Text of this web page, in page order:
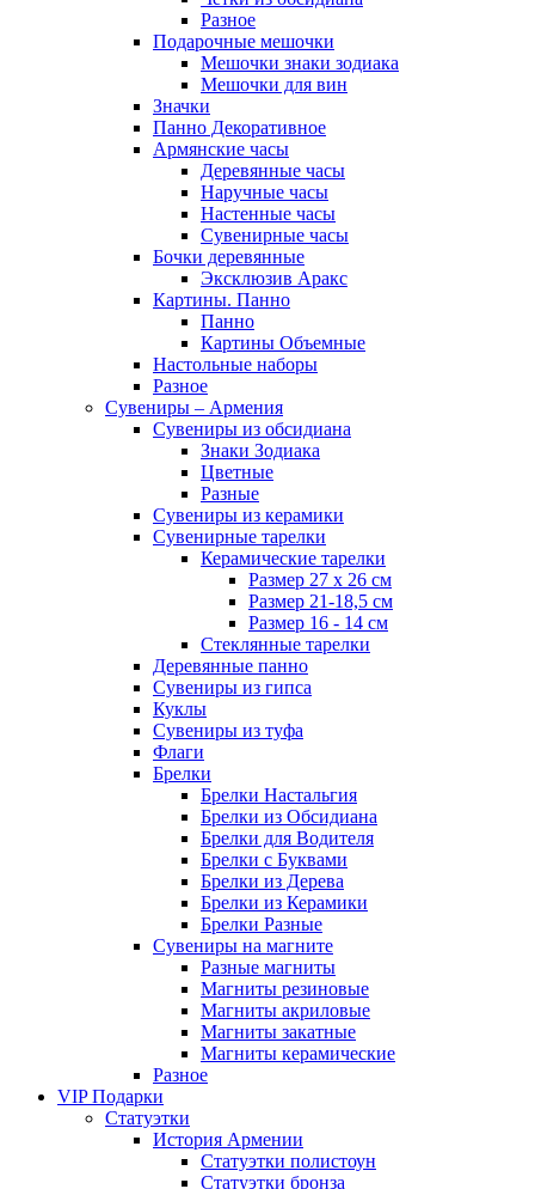
Разное
Подарочные мешочки
Мешочки знаки зодиака
Мешочки для вин
Значки
Панно Декоративное
Армянские часы
Деревянные часы
Наручные часы
Настенные часы
Сувенирные часы
Бочки деревянные
Эксклюзив Аракс
Картины. Панно
Панно
Картины Объемные
Настольные наборы
Разное
Сувениры – Армения
Сувениры из обсидиана
Знаки Зодиака
Цветные
Разные
Сувениры из керамики
Сувенирные тарелки
Керамические тарелки
Размер 27 х 26 см
Размер 21-18,5 см
Размер 16 - 14 см
Стеклянные тарелки
Деревянные панно
Сувениры из гипса
Куклы
Сувениры из туфа
Флаги
Брелки
Брелки Настальгия
Брелки из Обсидиана
Брелки для Водителя
Брелки с Буквами
Брелки из Дерева
Брелки из Керамики
Брелки Разные
Сувениры на магните
Разные магниты
Магниты резиновые
Магниты акриловые
Магниты закатные
Магниты керамические
Разное
VIP Подарки
Статуэтки
История Армении
Статуэтки полистоун
Статуэтки бронза